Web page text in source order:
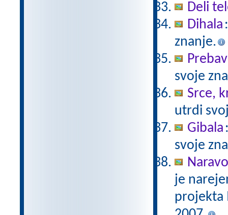
Deli
Dihala
znanje.
svoje
Srce,
utrdi
Gibala
svoje
je
projekta